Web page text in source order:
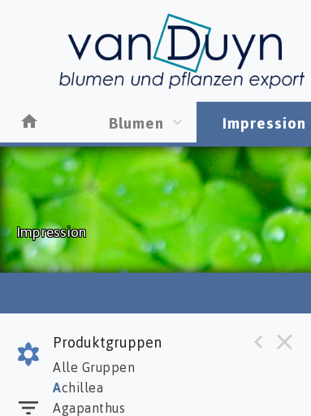
Blumen Impression
Impression
Produktgruppen
Alle Gruppen
Achillea
Agapanthus